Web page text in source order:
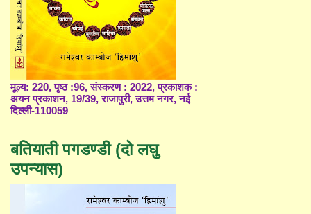
मूल्य: 220, पृष्ठ :96, संस्करण : 2022, प्रकाशक :
अयन प्रकाशन, 19/39, राजापुरी, उत्तम नगर, नई
दिल्ली-110059
बतियाती पगडण्डी (दो लघु
उपन्यास)